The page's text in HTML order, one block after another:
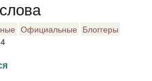
слова
Официальные Блоггеры